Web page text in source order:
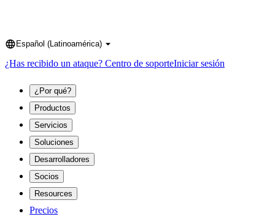
Language
Español (Latinoamérica)
¿Has recibido un ataque? Centro de soporteIniciar sesión
¿Por qué?
Productos
Servicios
Soluciones
Desarrolladores
Socios
Resources
Precios